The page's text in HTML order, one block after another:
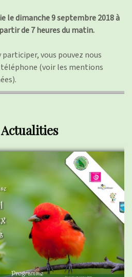
le dimanche 9 septembre 2018 à
de 7 heures du matin.
vous pouvez nous
(voir les mentions
Actualities